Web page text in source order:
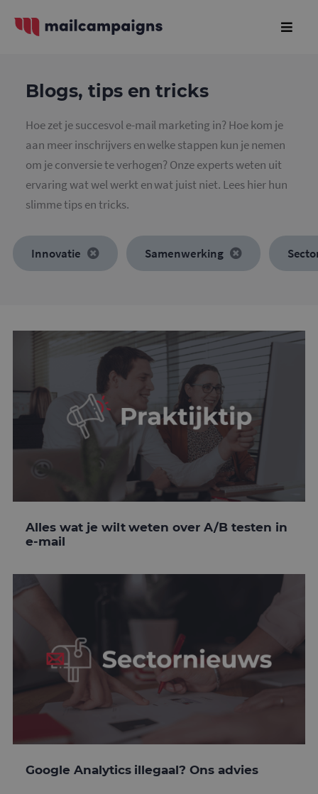
Blogs, tips en tricks
Hoe zet je succesvol e-mail marketing in? Hoe kom je
aan meer inschrijvers en welke stappen kun je nemen
om je conversie te verhogen? Onze experts weten uit
ervaring wat wel werkt en wat juist niet. Lees hier hun
slimme tips en tricks.
Innovatie Samenwerking
Alles wat je wilt weten over A/B testen in
e-mail
Google Analytics illegaal? Ons advies